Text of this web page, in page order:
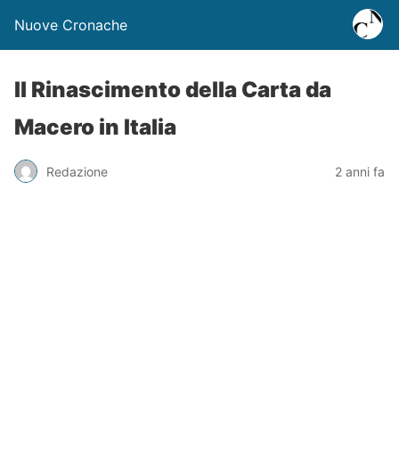
Nuove Cronache
Il Rinascimento della Carta da
Macero in Italia
Redazione 2 anni fa